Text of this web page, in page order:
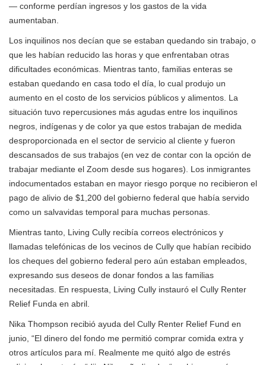
— conforme perdían ingresos y los gastos de la vida
aumentaban.
Los inquilinos nos decían que se estaban quedando sin trabajo, o
que les habían reducido las horas y que enfrentaban otras
dificultades económicas. Mientras tanto, familias enteras se
estaban quedando en casa todo el día, lo cual produjo un
aumento en el costo de los servicios públicos y alimentos. La
situación tuvo repercusiones más agudas entre los inquilinos
negros, indígenas y de color ya que estos trabajan de medida
desproporcionada en el sector de servicio al cliente y fueron
descansados de sus trabajos (en vez de contar con la opción de
trabajar mediante el Zoom desde sus hogares). Los inmigrantes
indocumentados estaban en mayor riesgo porque no recibieron el
pago de alivio de $1,200 del gobierno federal que había servido
como un salvavidas temporal para muchas personas.
Mientras tanto, Living Cully recibía correos electrónicos y
llamadas telefónicas de los vecinos de Cully que habían recibido
los cheques del gobierno federal pero aún estaban empleados,
expresando sus deseos de donar fondos a las familias
necesitadas. En respuesta, Living Cully instauró el Cully Renter
Relief Funda en abril.
Nika Thompson recibió ayuda del Cully Renter Relief Fund en
junio, “El dinero del fondo me permitió comprar comida extra y
otros artículos para mí. Realmente me quitó algo de estrés